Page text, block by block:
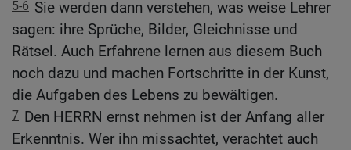
5-6 Sie werden dann verstehen, was weise Lehrer
sagen: ihre Sprüche, Bilder, Gleichnisse und
Rätsel. Auch Erfahrene lernen aus diesem Buch
noch dazu und machen Fortschritte in der Kunst,
die Aufgaben des Lebens zu bewältigen.
7 Den HERRN ernst nehmen ist der Anfang aller
Erkenntnis. Wer ihn missachtet, verachtet auch